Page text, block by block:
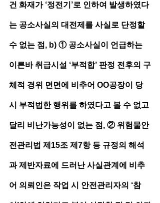
건 화재가 ‘정전기’로 인하여 발생하였다
는 공소사실의 대전제를 사실로 단정할
수 없는 점, b) ① 공소사실이 언급하는
이른바 취급시설 ‘부적합’ 판정 전후의 구
체적 경위 면면에 비추어 OO공장이 당
시 부적법한 행위를 하였다고 볼 수 없고
달리 비난가능성이 없는 점, ② 위험물안
전관리법 제15조 제7항 등 규정의 해석
과 제반자료에 드러난 사실관계에 비추
어 의뢰인은 작업 시 안전관리자의 ‘참